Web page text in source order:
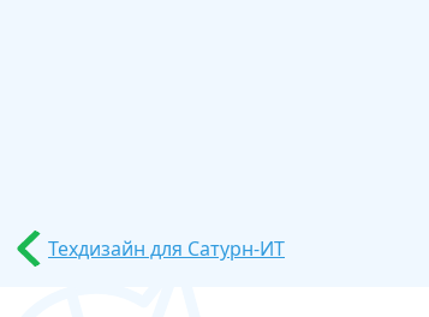
Техдизайн для Сатурн-ИТ